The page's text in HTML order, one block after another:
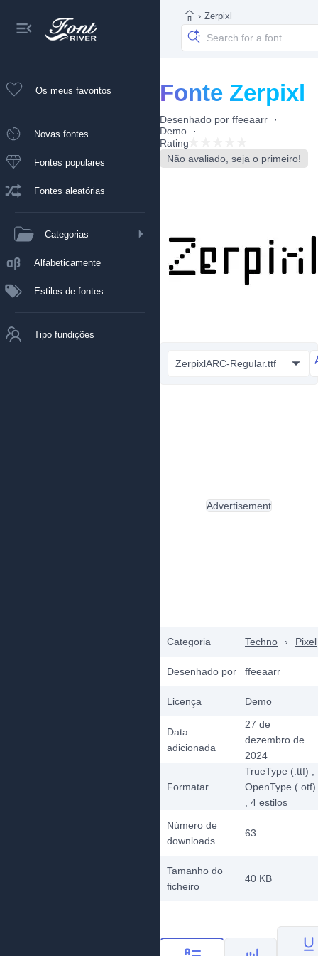
Os meus favoritos
Novas fontes
Fontes populares
Fontes aleatórias
Categorias
Alfabeticamente
Estilos de fontes
Tipo fundições
› Zerpixl
Fonte Zerpixl
Desenhado por ffeeaarr
Demo
Rating
Não avaliado, seja o primeiro!
ZerpixlARC-Regular.ttf
Categoria Techno › Pixel
Desenhado por ffeeaarr
Licença Demo
Data
adicionada
27 de
dezembro de
2024
Formatar
TrueType (.ttf)
OpenType (.otf)
, 4 estilos
Número de
downloads
63
Tamanho do
ficheiro
40 KB
Advertisement